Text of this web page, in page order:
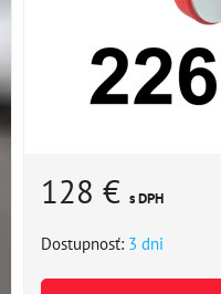
128 € s DPH
Dostupnosť: 3 dni